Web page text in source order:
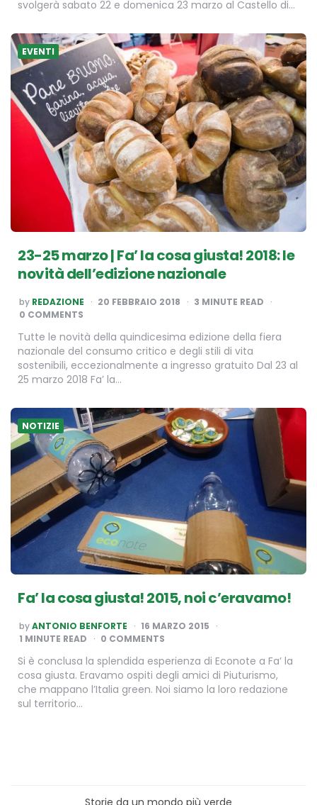
svolgerà sabato 22 e domenica 23 marzo al Castello di…
EVENTI
23-25 marzo | Fa’ la cosa giusta! 2018: le
novità dell’edizione nazionale
POSTED
BY
by REDAZIONE 20 FEBBRAIO 2018 3 MINUTE READ
0 COMMENTS
Tutte le novità della quindicesima edizione della fiera
nazionale del consumo critico e degli stili di vita
sostenibili, eccezionalmente a ingresso gratuito Dal 23 al
25 marzo 2018 Fa’ la…
NOTIZIE
Fa’ la cosa giusta! 2015, noi c’eravamo!
POSTED
BY
byANTONIO BENFORTE
16 MARZO 2015
1 MINUTE READ 0 COMMENTS
Si è conclusa la splendida esperienza di Econote a Fa’ la
cosa giusta. Eravamo ospiti degli amici di Piuturismo,
che mappano l’Italia green. Noi siamo la loro redazione
sul territorio…